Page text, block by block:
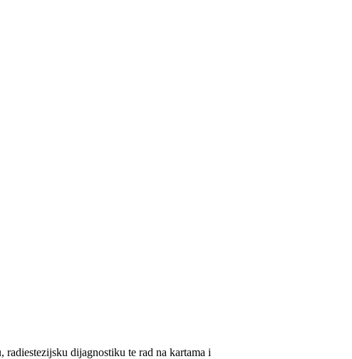
dijagnostiku te rad na kartama i